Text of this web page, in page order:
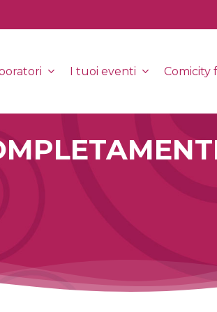
I tuoi eventi Comicity